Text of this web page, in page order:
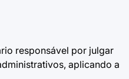
responsável por julgar
aplicando a